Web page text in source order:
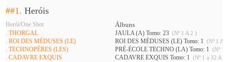
##1.Heróis
Herói/One Shot Álbuns
. THORGAL JAULA (A) Tomo: 23 (Nº 1 A 2 )
. ROI DES MÉDUSES (LE) ROI DES MÉDUSES (LE) Tomo: 1 (Nº 1 A
. TECHNOPÈRES (LES) PRÉ-ÉCOLE TECHNO (LA) Tomo: 1 (Nº 1
. CADAVRE EXQUIS CADAVRE EXQUIS Tomo: 1 (Nº 1 a 32 A